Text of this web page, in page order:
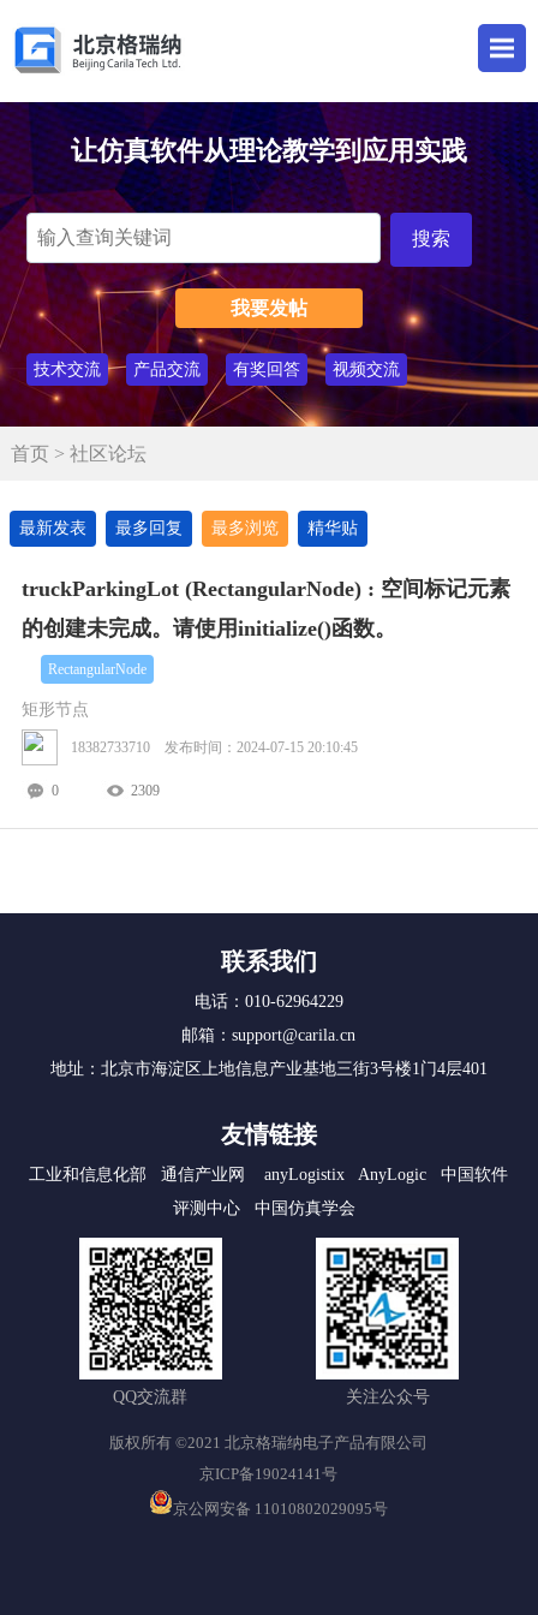
让仿真软件从理论教学到应用实践
我要发帖
技术交流 产品交流 有奖回答 视频交流
首页> 社区论坛
最新发表 最多回复 最多浏览 精华贴
truckParkingLot (RectangularNode) : 空间标记元素
的创建未完成。请使用initialize()函数。
RectangularNode
矩形节点
18382733710 发布时间：2024-07-15 20:10:45
0 2309
联系我们
电话：010-62964229
邮箱：support@carila.cn
地址：北京市海淀区上地信息产业基地三街3号楼1门4层401
友情链接
工业和信息化部 通信产业网 anyLogistix AnyLogic
中国软件
评测中心
中国仿真学会
QQ交流群 关注公众号
版权所有 ©2021 北京格瑞纳电子产品有限公司
京ICP备19024141号
京公网安备 11010802029095号